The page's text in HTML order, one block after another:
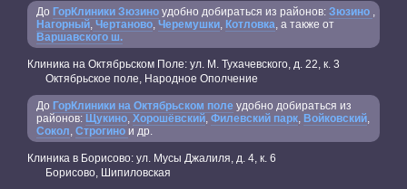
До ГорКлиники Зюзино удобно добираться из районов: Зюзино ,
Нагорный, Чертаново, Черемушки, Котловка, а также от
Варшавского ш.
Клиника на Октябрьском Поле: ул. М. Тухачевского, д. 22, к. 3
Октябрьское поле, Народное Ополчение
До ГорКлиники на Октябрьском поле удобно добираться из
районов: Щукино, Хорошёвский, Филевский парк, Войковский,
Сокол, Строгино и др.
Клиника в Борисово: ул. Мусы Джалиля, д. 4, к. 6
Борисово, Шипиловская